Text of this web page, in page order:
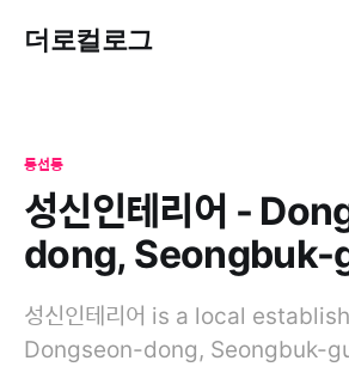
더로컬로그
동선동
성신인테리어 -
dong, Seongbuk-
성신인테리어 is a local
Dongseon-dong, Seongbuk-